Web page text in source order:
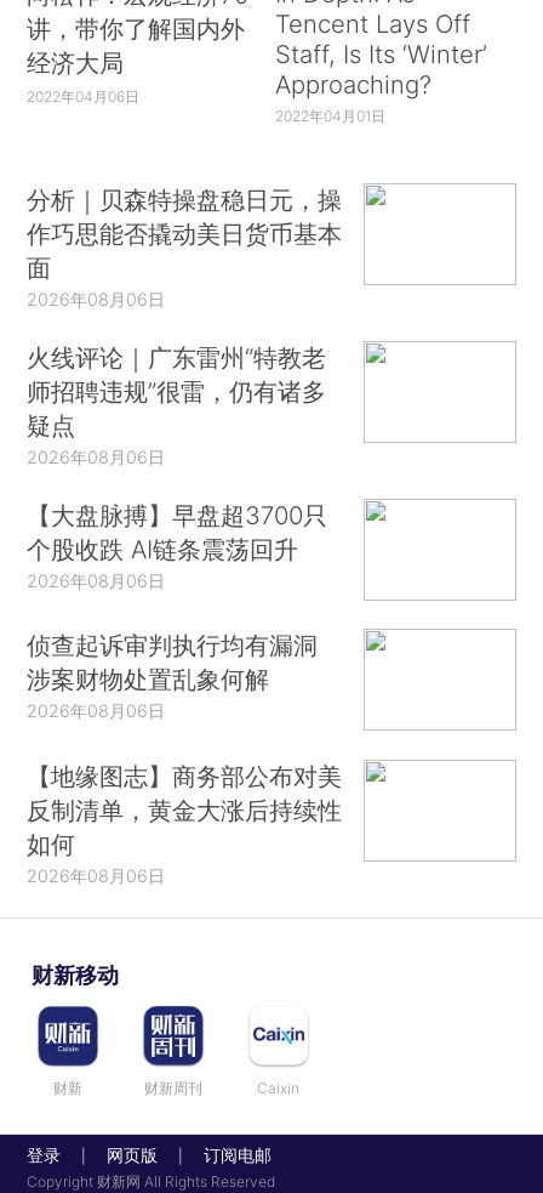
讲，带你了解国内外
经济大局
2022年04月06日
Tencent Lays Off
Staff, Is Its ‘Winter’
Approaching?
2022年04月01日
分析｜贝森特操盘稳日元，操
作巧思能否撬动美日货币基本
面
2026年08月06日
火线评论｜广东雷州“特教老
师招聘违规”很雷，仍有诸多
疑点
2026年08月06日
【大盘脉搏】早盘超3700只
个股收跌 AI链条震荡回升
2026年08月06日
侦查起诉审判执行均有漏洞
涉案财物处置乱象何解
2026年08月06日
【地缘图志】商务部公布对美
反制清单，黄金大涨后持续性
如何
2026年08月06日
财新移动
财新 财新周刊 Caixin
登录 网页版 订阅电邮
Copyright 财新网 All Rights Reserved